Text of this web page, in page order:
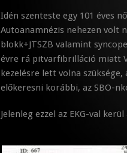
Idén szenteste egy 101 éves
Autoanamnézis nehezen volt
blokk+JTSZB valamint
évre rá pitvarfibrilláció miatt
kezelésre lett volna
előkeresni korábbi, az SBO-
Jelenleg ezzel az EKG-val